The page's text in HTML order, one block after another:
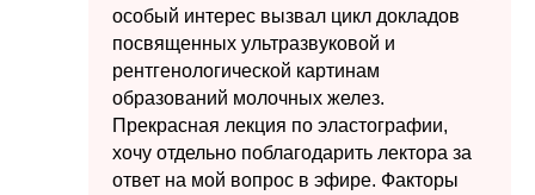
особый интерес вызвал цикл докладов
посвященных ультразвуковой и
рентгенологической картинам
образований молочных желез.
Прекрасная лекция по эластографии,
хочу отдельно поблагодарить лектора за
ответ на мой вопрос в эфире. Факторы